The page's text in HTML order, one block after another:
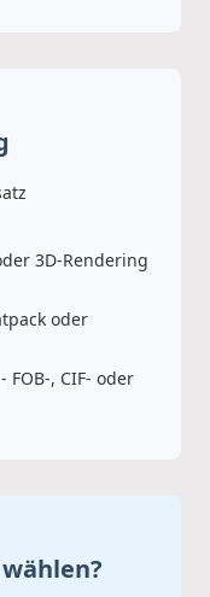
3D-Rendering
oder
, CIF- oder